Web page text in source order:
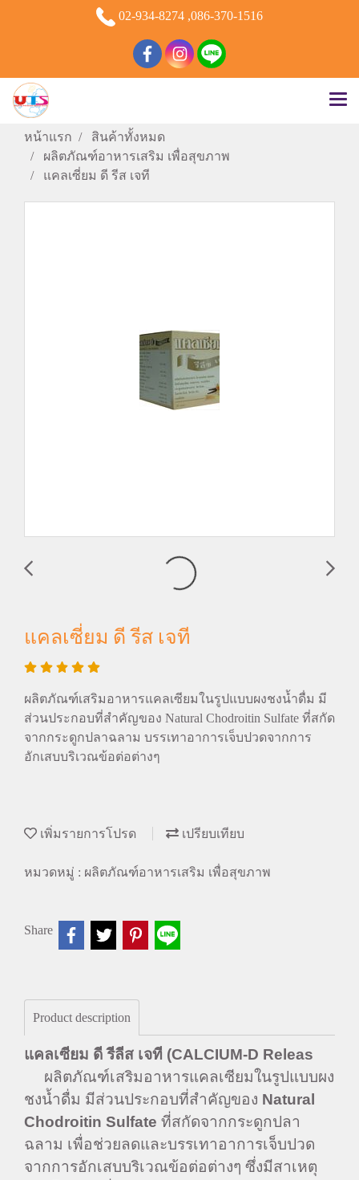
02-934-8274 ,086-370-1516
หน้าแรก
สินค้าทั้งหมด
ผลิตภัณฑ์อาหารเสริม เพื่อสุขภาพ
แคลเซี่ยม ดี รีส เจที
แคลเซี่ยม ดี รีส เจที
ผลิตภัณฑ์เสริมอาหารแคลเซียมในรูปแบบผงชงน้ำดื่ม มี
ส่วนประกอบที่สำคัญของ Natural Chodroitin Sulfate ที่สกัด
จากกระดูกปลาฉลาม บรรเทาอาการเจ็บปวดจากการ
อักเสบบริเวณข้อต่อต่างๆ
เพิ่มรายการโปรด เปรียบเทียบ
หมวดหมู่ : ผลิตภัณฑ์อาหารเสริม เพื่อสุขภาพ
Share
Product description
แคลเซียม ดี รีลีส เจที (CALCIUM-D Releas
ผลิตภัณฑ์เสริมอาหารแคลเซียมในรูปแบบผง
ชงน้ำดื่ม มีส่วนประกอบที่สำคัญของ Natural
Chodroitin Sulfate ที่สกัดจากกระดูกปลา
ฉลาม เพื่อช่วยลดและบรรเทาอาการเจ็บปวด
จากการอักเสบบริเวณข้อต่อต่างๆ ซึ่งมีสาเหตุ